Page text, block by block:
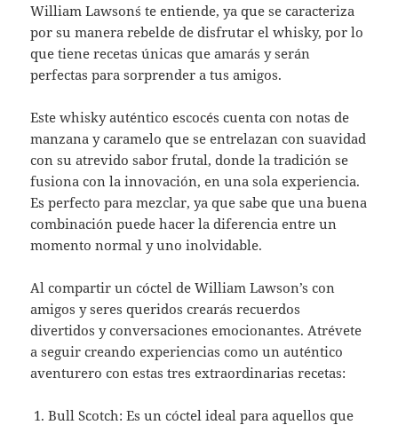
William Lawson´s te entiende, ya que se caracteriza
por su manera rebelde de disfrutar el whisky, por lo
que tiene recetas únicas que amarás y serán
perfectas para sorprender a tus amigos.
Este whisky auténtico escocés cuenta con notas de
manzana y caramelo que se entrelazan con suavidad
con su atrevido sabor frutal, donde la tradición se
fusiona con la innovación, en una sola experiencia.
Es perfecto para mezclar, ya que sabe que una buena
combinación puede hacer la diferencia entre un
momento normal y uno inolvidable.
Al compartir un cóctel de William Lawson’s con
amigos y seres queridos crearás recuerdos
divertidos y conversaciones emocionantes. Atrévete
a seguir creando experiencias como un auténtico
aventurero con estas tres extraordinarias recetas:
Bull Scotch: Es un cóctel ideal para aquellos que